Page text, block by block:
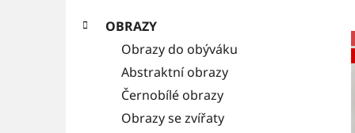
Přeskočit
kategorie
K
OBRAZY
Obrazy do obýváku
Abstraktní obrazy
Černobílé obrazy
Obrazy se zvířaty